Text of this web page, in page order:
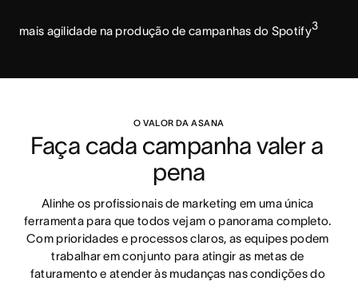
mais agilidade na produção de campanhas do Spotify3
O VALOR DA ASANA
Faça cada campanha valer a
pena
Alinhe os profissionais de marketing em uma única
ferramenta para que todos vejam o panorama completo.
Com prioridades e processos claros, as equipes podem
trabalhar em conjunto para atingir as metas de
faturamento e atender às mudanças nas condições do